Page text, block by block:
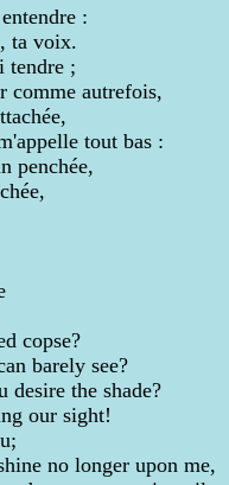
:
ta voix.
tendre ;
comme autrefois,
tout bas :
penchée,
copse?
barely see?
the shade?
our sight!
no longer upon me,